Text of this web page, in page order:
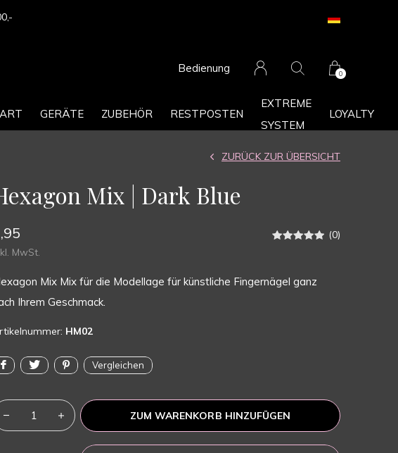
GERÄTE ZUBEHÖR RESTPOSTEN
EXTREME
SYSTEM
LOYALTY
Bedienung 0
Mix | Dark Blue
ZURÜCK ZUR ÜBERSICHT
MwSt.
(0)
Mix Mix für die Modellage für künstliche Fingernägel ganz
Ihrem Geschmack.
HM02
Vergleichen
ZUM WARENKORB HINZUFÜGEN